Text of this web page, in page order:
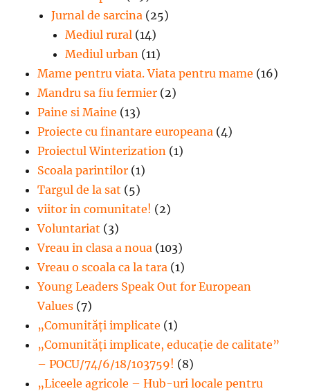
Jurnal de sarcina (25)
Mediul rural (14)
Mediul urban (11)
Mame pentru viata. Viata pentru mame (16)
Mandru sa fiu fermier (2)
Paine si Maine (13)
Proiecte cu finantare europeana (4)
Proiectul Winterization (1)
Scoala parintilor (1)
Targul de la sat (5)
viitor in comunitate! (2)
Voluntariat (3)
Vreau in clasa a noua (103)
Vreau o scoala ca la tara (1)
Young Leaders Speak Out for European
Values (7)
„Comunități implicate (1)
„Comunități implicate, educație de calitate”
– POCU/74/6/18/103759! (8)
„Liceele agricole – Hub-uri locale pentru